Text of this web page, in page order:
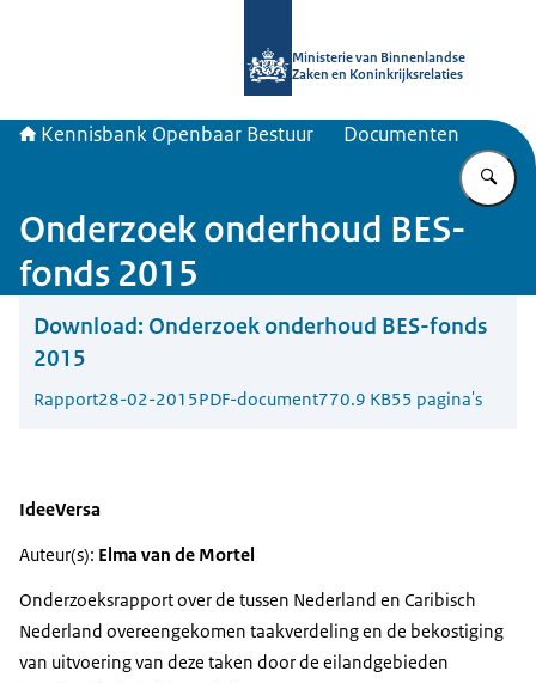
Ministerie van Binnenlandse
Zaken en Koninkrijksrelaties
Kennisbank Openbaar Bestuur Documenten
Onderzoek onderhoud BES-
fonds 2015
Download: Onderzoek onderhoud BES-fonds
2015
Rapport28-02-2015PDF-document770.9 KB55 pagina's
IdeeVersa
Auteur(s): Elma van de Mortel
Onderzoeksrapport over de tussen Nederland en Caribisch
Nederland overeengekomen taakverdeling en de bekostiging
van uitvoering van deze taken door de eilandgebieden